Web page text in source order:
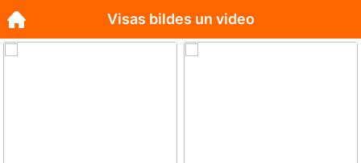
Visas bildes un video